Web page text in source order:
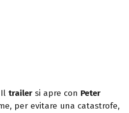
Il trailer si apre con Peter
per evitare una catastrofe,